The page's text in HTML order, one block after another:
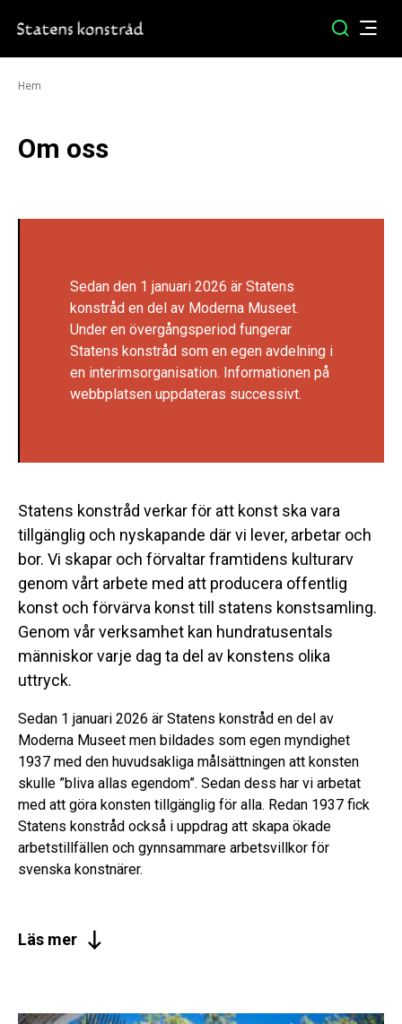
Hem
Om oss
Sedan den 1 januari 2026 är Statens
konstråd en del av Moderna Museet.
Under en övergångsperiod fungerar
Statens konstråd som en egen avdelning i
en interimsorganisation. Informationen på
webbplatsen uppdateras successivt.
Statens konstråd verkar för att konst ska vara
tillgänglig och nyskapande där vi lever, arbetar och
bor. Vi skapar och förvaltar framtidens kulturarv
genom vårt arbete med att producera offentlig
konst och förvärva konst till statens konstsamling.
Genom vår verksamhet kan hundratusentals
människor varje dag ta del av konstens olika
uttryck.
Sedan 1 januari 2026 är Statens konstråd en del av
Moderna Museet men bildades som egen myndighet
1937 med den huvudsakliga målsättningen att konsten
skulle ”bliva allas egendom”. Sedan dess har vi arbetat
med att göra konsten tillgänglig för alla. Redan 1937 fick
Statens konstråd också i uppdrag att skapa ökade
arbetstillfällen och gynnsammare arbetsvillkor för
svenska konstnärer.
Läs mer